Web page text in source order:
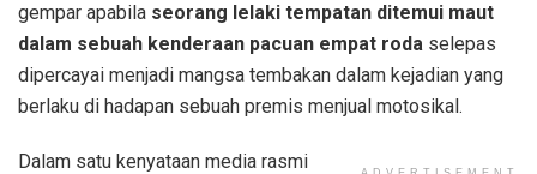
gempar apabila seorang lelaki tempatan ditemui maut
dalam sebuah kenderaan pacuan empat roda selepas
dipercayai menjadi mangsa tembakan dalam kejadian yang
berlaku di hadapan sebuah premis menjual motosikal.
Dalam satu kenyataan media rasmi